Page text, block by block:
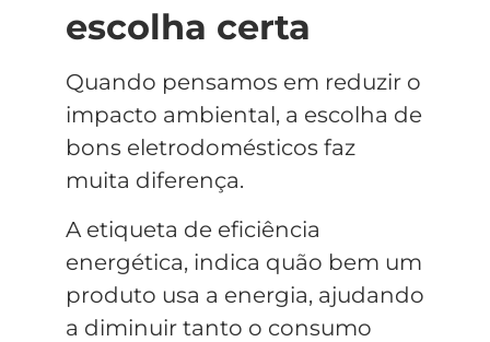
escolha certa
Quando pensamos em reduzir o
impacto ambiental, a escolha de
bons eletrodomésticos faz
muita diferença.
A etiqueta de eficiência
energética, indica quão bem um
produto usa a energia, ajudando
a diminuir tanto o consumo